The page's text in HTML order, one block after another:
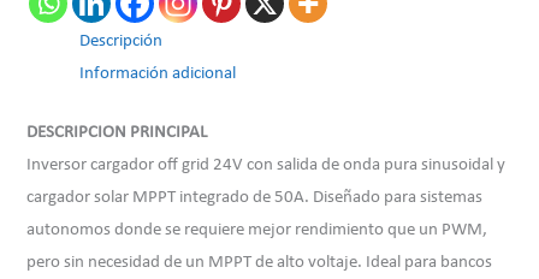
Descripción
Información adicional
DESCRIPCION PRINCIPAL
Inversor cargador off grid 24V con salida de onda pura sinusoidal y
cargador solar MPPT integrado de 50A. Diseñado para sistemas
autonomos donde se requiere mejor rendimiento que un PWM,
pero sin necesidad de un MPPT de alto voltaje. Ideal para bancos